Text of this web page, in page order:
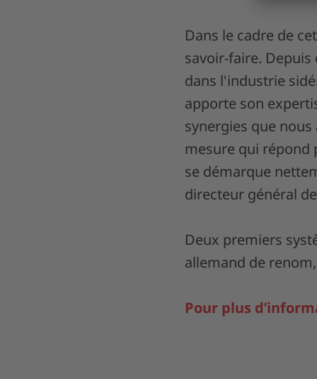
Dans le cadre de
savoir-faire. Depuis
dans l'industrie
apporte son
synergies que
mesure qui répond
se démarque
directeur général
Deux premiers
allemand de
Pour plus